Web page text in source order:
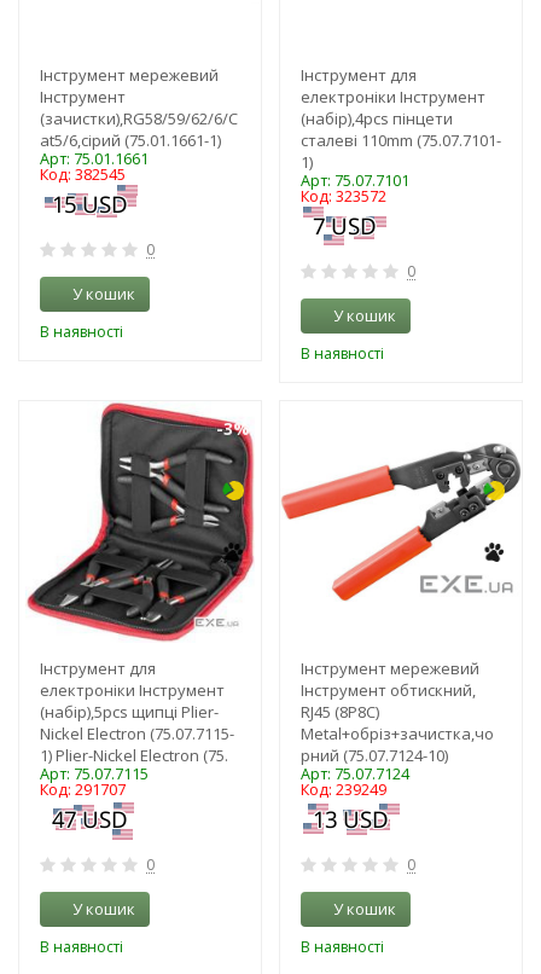
Інструмент мережевий
Інструмент
(зачистки),RG58/59/62/6/C
at5/6,сірий (75.01.1661-1)
Арт: 75.01.1661
Код: 382545
0
У кошик
В наявності
Інструмент для
електроніки Інструмент
(набір),4pcs пінцети
сталеві 110mm (75.07.7101-
1)
Арт: 75.07.7101
Код: 323572
0
У кошик
В наявності
-3%
Інструмент для
електроніки Інструмент
(набір),5pcs щипці Plier-
Nickel Electron (75.07.7115-
1) Plier-Nickel Electron (75.
Арт: 75.07.7115
Код: 291707
0
У кошик
В наявності
Інструмент мережевий
Інструмент обтискний,
RJ45 (8P8C)
Metal+обріз+зачистка,чо
рний (75.07.7124-10)
Арт: 75.07.7124
Код: 239249
0
У кошик
В наявності